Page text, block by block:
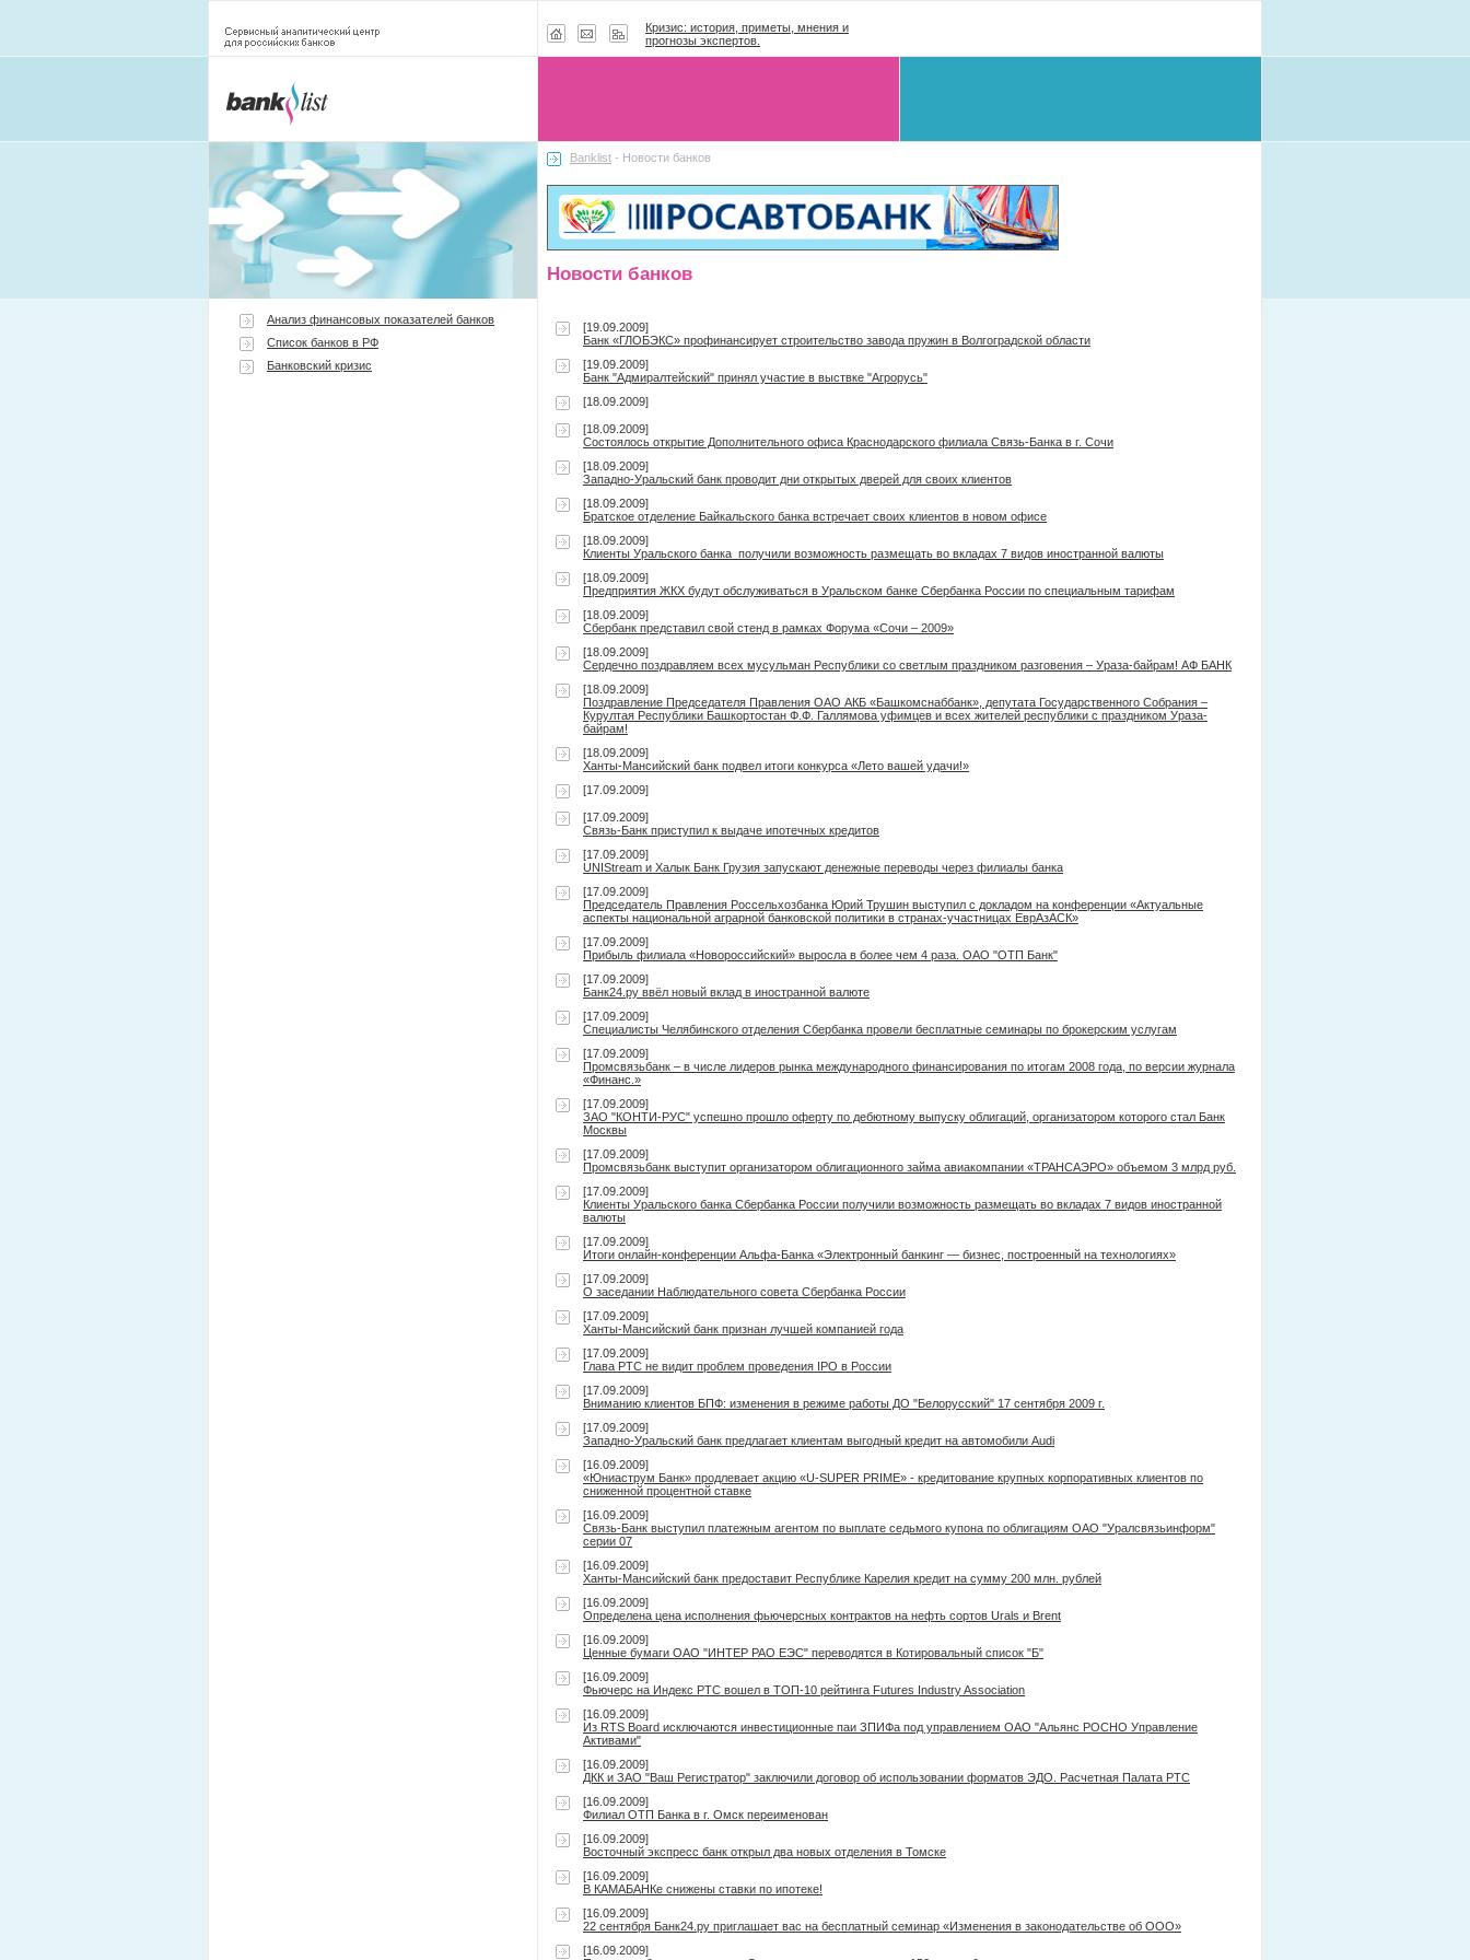
Кризис: история, приметы, мнения и
прогнозы экспертов.
Анализ финансовых показателей банков
Список банков в РФ
Банковский кризис
Banklist - Новости банков
Новости банков
[19.09.2009]
Банк «ГЛОБЭКС» профинансирует строительство завода пружин в Волгоградской области
[19.09.2009]
Банк "Адмиралтейский" принял участие в выствке "Агрорусь"
[18.09.2009]
[18.09.2009]
Состоялось открытие Дополнительного офиса Краснодарского филиала Связь-Банка в г. Сочи
[18.09.2009]
Западно-Уральский банк проводит дни открытых дверей для своих клиентов
[18.09.2009]
Братское отделение Байкальского банка встречает своих клиентов в новом офисе
[18.09.2009]
Клиенты Уральского банка получили возможность размещать во вкладах 7 видов иностранной валюты
[18.09.2009]
Предприятия ЖКХ будут обслуживаться в Уральском банке Сбербанка России по специальным тарифам
[18.09.2009]
Сбербанк представил свой стенд в рамках Форума «Сочи – 2009»
[18.09.2009]
Сердечно поздравляем всех мусульман Республики со светлым праздником разговения – Ураза-байрам! АФ БАНК
[18.09.2009]
Поздравление Председателя Правления ОАО АКБ «Башкомснаббанк», депутата Государственного Собрания –
Курултая Республики Башкортостан Ф.Ф. Галлямова уфимцев и всех жителей республики с праздником Ураза-
байрам!
[18.09.2009]
Ханты-Мансийский банк подвел итоги конкурса «Лето вашей удачи!»
[17.09.2009]
[17.09.2009]
Связь-Банк приступил к выдаче ипотечных кредитов
[17.09.2009]
UNIStream и Халык Банк Грузия запускают денежные переводы через филиалы банка
[17.09.2009]
Председатель Правления Россельхозбанка Юрий Трушин выступил с докладом на конференции «Актуальные
аспекты национальной аграрной банковской политики в странах-участницах ЕврАзАСК»
[17.09.2009]
Прибыль филиала «Новороссийский» выросла в более чем 4 раза. ОАО "ОТП Банк"
[17.09.2009]
Банк24.ру ввёл новый вклад в иностранной валюте
[17.09.2009]
Специалисты Челябинского отделения Сбербанка провели бесплатные семинары по брокерским услугам
[17.09.2009]
Промсвязьбанк – в числе лидеров рынка международного финансирования по итогам 2008 года, по версии журнала
«Финанс.»
[17.09.2009]
ЗАО "КОНТИ-РУС" успешно прошло оферту по дебютному выпуску облигаций, организатором которого стал Банк
Москвы
[17.09.2009]
Промсвязьбанк выступит организатором облигационного займа авиакомпании «ТРАНСАЭРО» объемом 3 млрд руб.
[17.09.2009]
Клиенты Уральского банка Сбербанка России получили возможность размещать во вкладах 7 видов иностранной
валюты
[17.09.2009]
Итоги онлайн-конференции Альфа-Банка «Электронный банкинг — бизнес, построенный на технологиях»
[17.09.2009]
О заседании Наблюдательного совета Сбербанка России
[17.09.2009]
Ханты-Мансийский банк признан лучшей компанией года
[17.09.2009]
Глава РТС не видит проблем проведения IPO в России
[17.09.2009]
Вниманию клиентов БПФ: изменения в режиме работы ДО "Белорусский" 17 сентября 2009 г.
[17.09.2009]
Западно-Уральский банк предлагает клиентам выгодный кредит на автомобили Audi
[16.09.2009]
«Юниаструм Банк» продлевает акцию «U-SUPER PRIME» - кредитование крупных корпоративных клиентов по
сниженной процентной ставке
[16.09.2009]
Связь-Банк выступил платежным агентом по выплате седьмого купона по облигациям ОАО "Уралсвязьинформ"
серии 07
[16.09.2009]
Ханты-Мансийский банк предоставит Республике Карелия кредит на сумму 200 млн. рублей
[16.09.2009]
Определена цена исполнения фьючерсных контрактов на нефть сортов Urals и Brent
[16.09.2009]
Ценные бумаги ОАО "ИНТЕР РАО ЕЭС" переводятся в Котировальный список "Б"
[16.09.2009]
Фьючерс на Индекс РТС вошел в ТОП-10 рейтинга Futures Industry Association
[16.09.2009]
Из RTS Board исключаются инвестиционные паи ЗПИФа под управлением ОАО "Альянс РОСНО Управление
Активами"
[16.09.2009]
ДКК и ЗАО "Ваш Регистратор" заключили договор об использовании форматов ЭДО. Расчетная Палата РТС
[16.09.2009]
Филиал ОТП Банка в г. Омск переименован
[16.09.2009]
Восточный экспресс банк открыл два новых отделения в Томске
[16.09.2009]
В КАМАБАНКе снижены ставки по ипотеке!
[16.09.2009]
22 сентября Банк24.ру приглашает вас на бесплатный семинар «Изменения в законодательстве об ООО»
[16.09.2009]